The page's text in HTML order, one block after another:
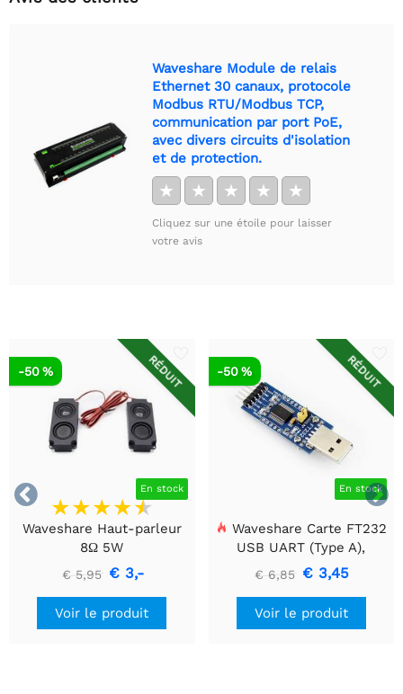
Waveshare Module de relais
Ethernet 30 canaux, protocole
Modbus RTU/Modbus TCP,
communication par port PoE,
avec divers circuits d'isolation
et de protection.
★ ★ ★ ★ ★
Cliquez sur une étoile pour laisser
votre avis


RÉDUIT
En stock
-50 %
Waveshare Haut-parleur
8Ω 5W
€ 5,95 € 3,-
Voir le produit
RÉDUIT
En stock
-50 %
Waveshare Carte FT232
USB UART (Type A),
Module de communication
USB vers TTL (UART)
€ 6,85 € 3,45
Voir le produit